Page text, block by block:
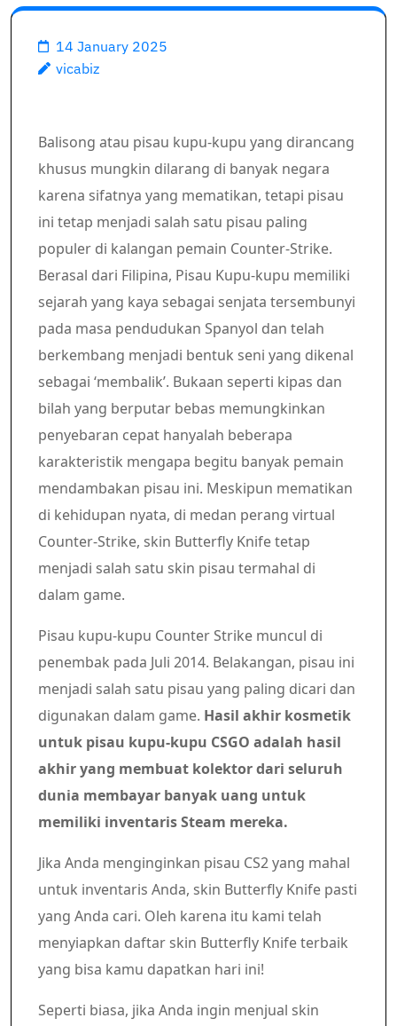
14 January 2025
vicabiz
Balisong atau pisau kupu-kupu yang dirancang
khusus mungkin dilarang di banyak negara
karena sifatnya yang mematikan, tetapi pisau
ini tetap menjadi salah satu pisau paling
populer di kalangan pemain Counter-Strike.
Berasal dari Filipina, Pisau Kupu-kupu memiliki
sejarah yang kaya sebagai senjata tersembunyi
pada masa pendudukan Spanyol dan telah
berkembang menjadi bentuk seni yang dikenal
sebagai ‘membalik’. Bukaan seperti kipas dan
bilah yang berputar bebas memungkinkan
penyebaran cepat hanyalah beberapa
karakteristik mengapa begitu banyak pemain
mendambakan pisau ini. Meskipun mematikan
di kehidupan nyata, di medan perang virtual
Counter-Strike, skin Butterfly Knife tetap
menjadi salah satu skin pisau termahal di
dalam game.
Pisau kupu-kupu Counter Strike muncul di
penembak pada Juli 2014. Belakangan, pisau ini
menjadi salah satu pisau yang paling dicari dan
digunakan dalam game. Hasil akhir kosmetik
untuk pisau kupu-kupu CSGO adalah hasil
akhir yang membuat kolektor dari seluruh
dunia membayar banyak uang untuk
memiliki inventaris Steam mereka.
Jika Anda menginginkan pisau CS2 yang mahal
untuk inventaris Anda, skin Butterfly Knife pasti
yang Anda cari. Oleh karena itu kami telah
menyiapkan daftar skin Butterfly Knife terbaik
yang bisa kamu dapatkan hari ini!
Seperti biasa, jika Anda ingin menjual skin